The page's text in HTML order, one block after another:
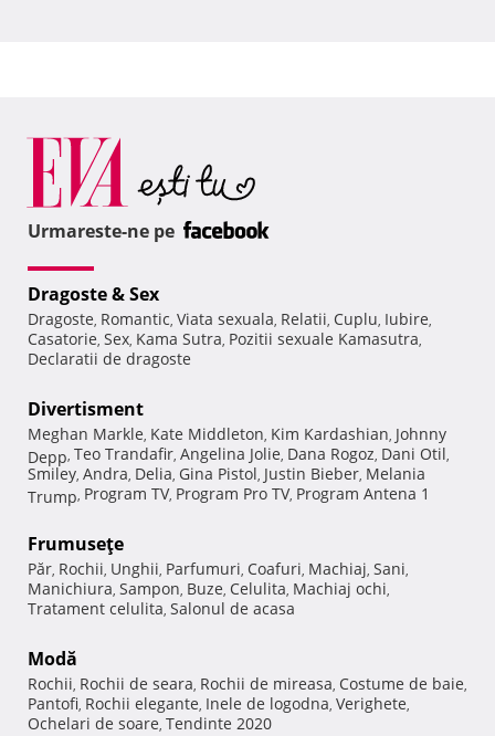
Urmareste-ne pe
Dragoste & Sex
Dragoste, Romantic, Viata sexuala, Relatii, Cuplu, Iubire,
Casatorie, Sex, Kama Sutra, Pozitii sexuale Kamasutra,
Declaratii de dragoste
Divertisment
Meghan Markle, Kate Middleton, Kim Kardashian, Johnny
Depp, Teo Trandafir, Angelina Jolie, Dana Rogoz, Dani Otil,
Smiley, Andra, Delia, Gina Pistol, Justin Bieber, Melania
Trump, Program TV, Program Pro TV, Program Antena 1
Frumuseţe
Păr, Rochii, Unghii, Parfumuri, Coafuri, Machiaj, Sani,
Manichiura, Sampon, Buze, Celulita, Machiaj ochi,
Tratament celulita, Salonul de acasa
Modă
Rochii, Rochii de seara, Rochii de mireasa, Costume de baie,
Pantofi, Rochii elegante, Inele de logodna, Verighete,
Ochelari de soare, Tendinte 2020